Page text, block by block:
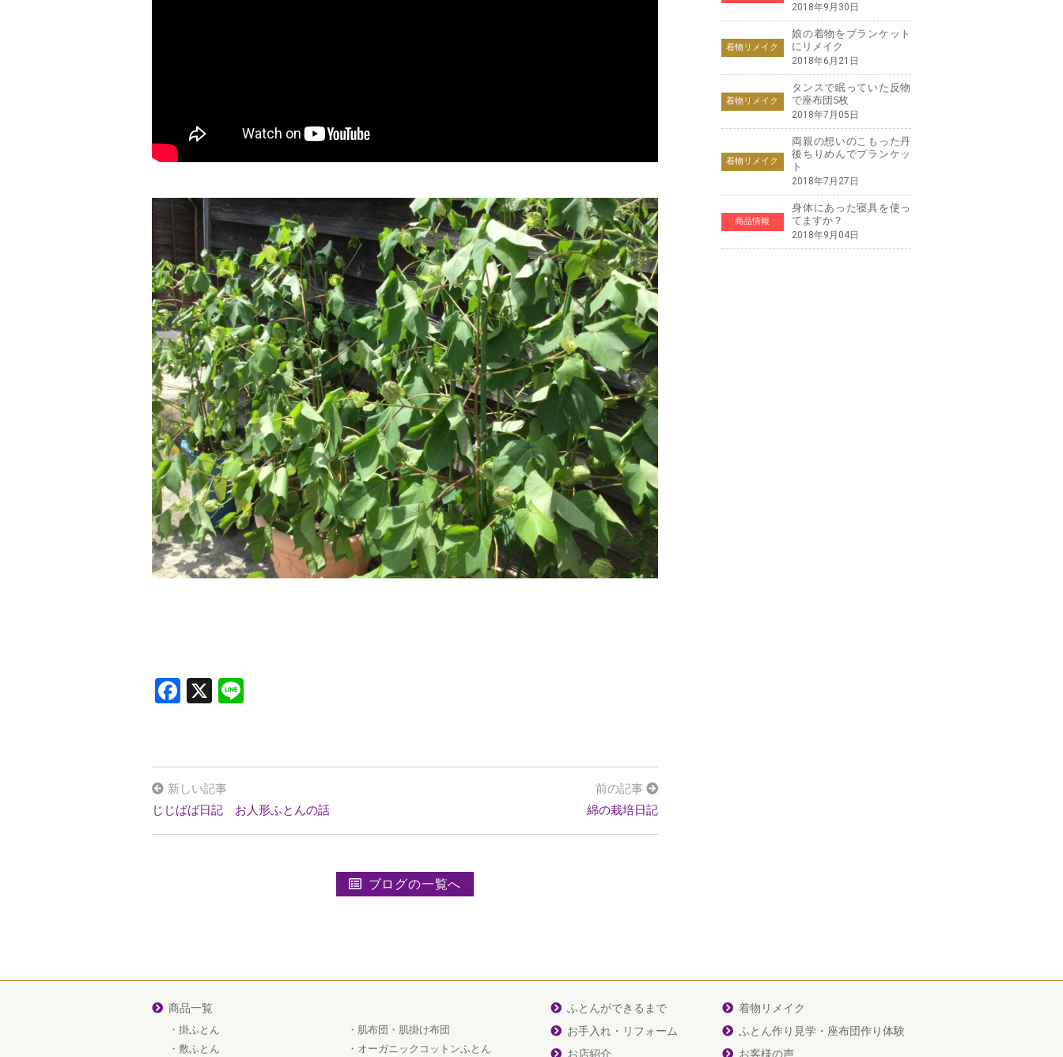
F
b
o
o
k
X
新しい記事
じじばば日記 お人形ふとんの話
前の記事
綿の栽培日記
ブログの一覧へ
2018年9月30日
着物リメイク
娘の着物をブランケット
にリメイク
2018年6月21日
着物リメイク
タンスで眠っていた反物
で座布団5枚
2018年7月05日
着物リメイク
両親の想いのこもった丹
後ちりめんでブランケッ
ト
2018年7月27日
商品情報
身体にあった寝具を使っ
てますか？
2018年9月04日
商品一覧
掛ふとん
肌布団・肌掛け布団
敷ふとん
オーガニックコットンふとん
ふとんができるまで
お手入れ・リフォーム
お店紹介
着物リメイク
ふとん作り見学・座布団作り体験
お客様の声